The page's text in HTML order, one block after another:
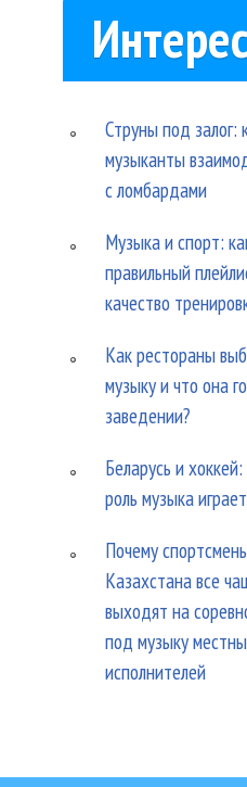
Струны под залог:
музыканты
с ломбардами
Музыка и спорт:
правильный
качество
Как рестораны
музыку и что она
заведении?
Беларусь и
роль музыка
Почему
Казахстана все
выходят на
под музыку
исполнителей